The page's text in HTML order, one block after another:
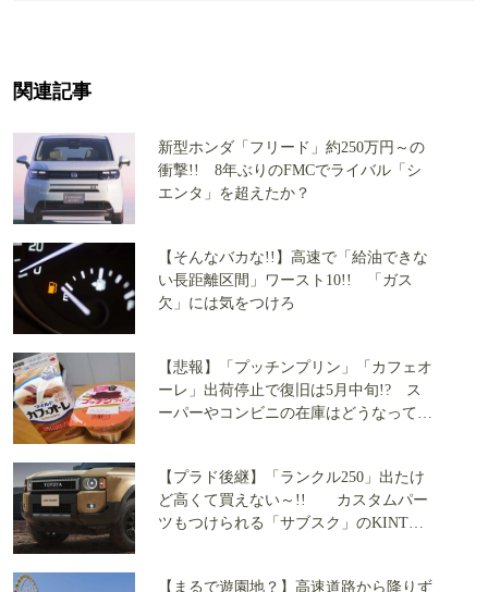
関連記事
新型ホンダ「フリード」約250万円～の
衝撃!! 8年ぶりのFMCでライバル「シ
エンタ」を超えたか？
【そんなバカな!!】高速で「給油できな
い長距離区間」ワースト10!! 「ガス
欠」には気をつけろ
【悲報】「プッチンプリン」「カフェオ
ーレ」出荷停止で復旧は5月中旬!? ス
ーパーやコンビニの在庫はどうなって
【プラド後継】「ランクル250」出たけ
ど高くて買えない～!! カスタムパー
ツもつけられる「サブスク」のKINTO
【まるで遊園地？】高速道路から降りず